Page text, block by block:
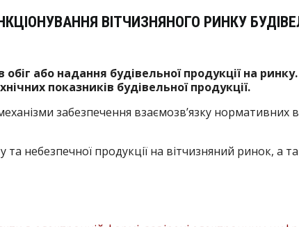
ВІТЧИЗНЯНОГО РИНКУ
або надання будівельної продукції на
показників будівельної продукції.
забезпечення взаємозв’язку нормативних
небезпечної продукції на вітчизняний ринок, а